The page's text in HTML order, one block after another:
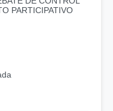
PARTICIPATIVO